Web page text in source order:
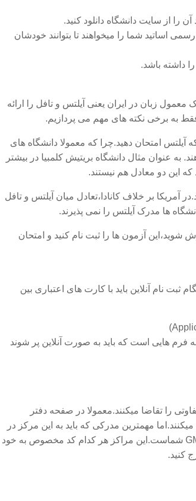
را از سایت دانشگاه دانلود کنید.
رسمی اساتید شما را میخواهند تا بتوانند خودشان
داشته باشد.
زبان در ایران یعنی آیلتس و تافل را ارائه
فقط به برخی نکته های مهم می پردازیم.
آیلتس امتحان دهید.چرا که معمولا دانشگاه های
به عنوان مثال دانشگاه بریتیش کلمبیا در بیشتر
آمریکا بر خلاف کانادا،تعادل میان آیلتس و تافل
ها مدرک آیلتس را نمی پذیرند.
شوید،این آزمون ها را ثبت نام کنید و امتحان
نام آنلاین باید با کارت های اعتباری بین
هایی است که باید به صورت آنلاین پر شوند
را تقاضا میکنند.معمولا در صفحه دفتر
مهمترین مدرکی که باید به این مرکز در
هر دانشگاهی بفرستید نمره آزمون GRE یا GMAT شماست.این مراکز هر کدام کد مخصوص به خود
کنید.